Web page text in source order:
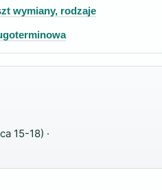
wymiany, rodzaje
15-18) ·